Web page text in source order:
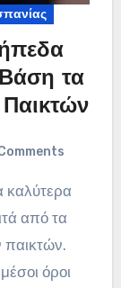
τα
από τα
παικτών.
όροι